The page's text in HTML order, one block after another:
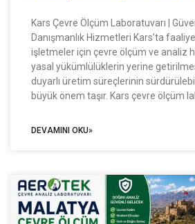
Kars Çevre Ölçüm Laboratuvarı |
Danışmanlık Hizmetleri Kars’ta
işletmeler için çevre ölçüm ve analiz
yasal yükümlülüklerin yerine
duyarlı üretim süreçlerinin
büyük önem taşır. Kars çevre ölçüm
DEVAMINI OKU»